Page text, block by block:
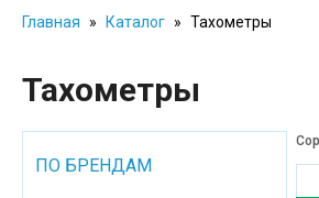
Главная » Каталог » Тахометры
Тахометры
ПО БРЕНДАМ